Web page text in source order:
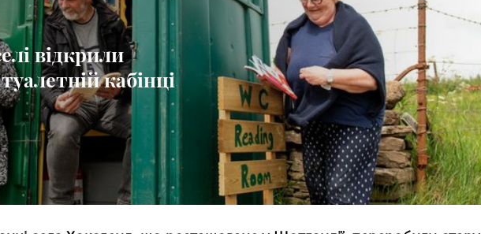
відкрили
кабінці